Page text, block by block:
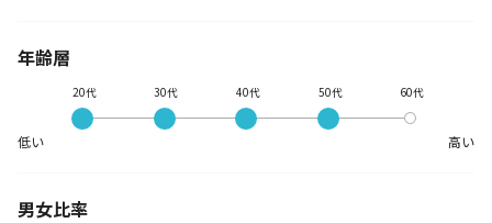
年齢層
低い
20代 30代 40代 50代 60代
高い
男女比率